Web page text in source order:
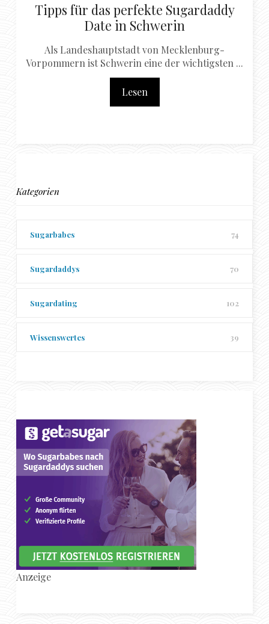
Tipps für das perfekte Sugardaddy
Date in Schwerin
Als Landeshauptstadt von Mecklenburg-
Vorpommern ist Schwerin eine der wichtigsten ...
Lesen
Kategorien
Sugarbabes 74
Sugardaddys 70
Sugardating 102
Wissenswertes 39
Anzeige